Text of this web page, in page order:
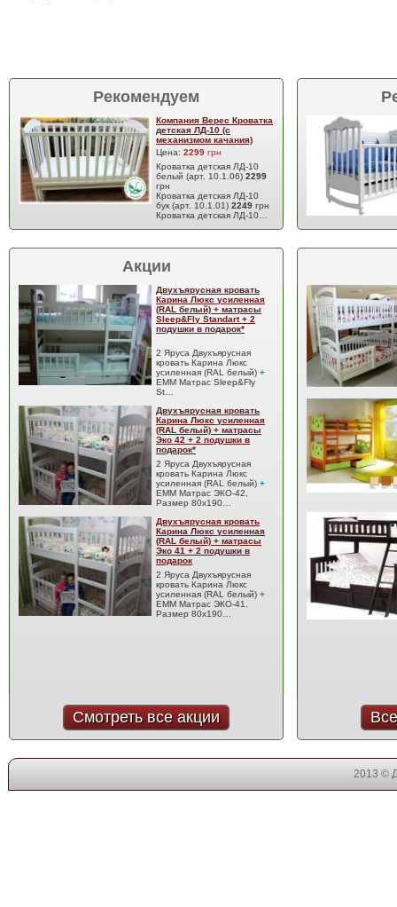
Рекомендуем
Компания Верес Кроватка
детская ЛД-10 (с
механизмом качания)
Цена: 2299 грн
Кроватка детская ЛД-10
белый (арт. 10.1.06) 2299
грн
Кроватка детская ЛД-10
бук (арт. 10.1.01) 2249 грн
Кроватка детская ЛД-10…
Акции
Двухъярусная кровать
Карина Люкс усиленная
(RAL белый) + матрасы
Sleep&Fly Standart + 2
подушки в подарок*
2 Яруса Двухъярусная
кровать Карина Люкс
усиленная (RAL белый) +
EMM Матрас Sleep&Fly
St…
Двухъярусная кровать
Карина Люкс усиленная
(RAL белый) + матрасы
Эко 42 + 2 подушки в
подарок*
2 Яруса Двухъярусная
кровать Карина Люкс
усиленная (RAL белый) +
EMM Матрас ЭКО-42,
Размер 80x190…
Двухъярусная кровать
Карина Люкс усиленная
(RAL белый) + матрасы
Эко 41 + 2 подушки в
подарок
2 Яруса Двухъярусная
кровать Карина Люкс
усиленная (RAL белый) +
EMM Матрас ЭКО-41,
Размер 80x190…
Смотреть все акции
2013 ©